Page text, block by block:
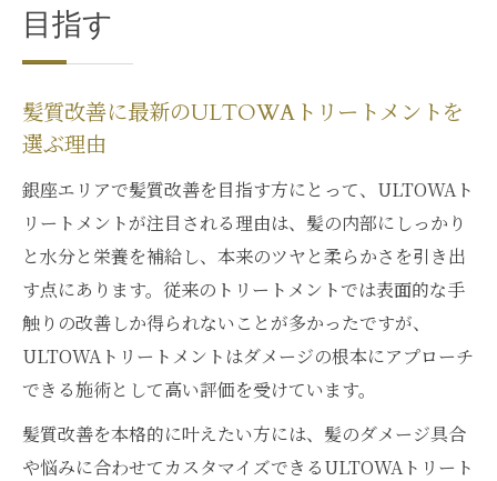
目指す
髪質改善に最新のULTOWAトリートメントを
選ぶ理由
銀座エリアで髪質改善を目指す方にとって、ULTOWAト
リートメントが注目される理由は、髪の内部にしっかり
と水分と栄養を補給し、本来のツヤと柔らかさを引き出
す点にあります。従来のトリートメントでは表面的な手
触りの改善しか得られないことが多かったですが、
ULTOWAトリートメントはダメージの根本にアプローチ
できる施術として高い評価を受けています。
髪質改善を本格的に叶えたい方には、髪のダメージ具合
や悩みに合わせてカスタマイズできるULTOWAトリート